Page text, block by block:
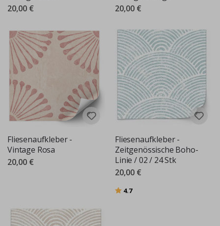
20,00 €
20,00 €
Fliesenaufkleber -
Vintage Rosa
20,00 €
Fliesenaufkleber -
Zeitgenössische Boho-
Linie / 02 / 24 Stk
20,00 €
Bewertung:
4.7von 5 Sternen